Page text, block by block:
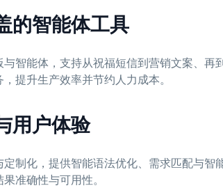
的智能体工具
智能体，支持从祝福短信到营销文案、
提升生产效率并节约人力成本。
用户体验
制化，提供智能语法优化、需求匹配与
准确性与可用性。